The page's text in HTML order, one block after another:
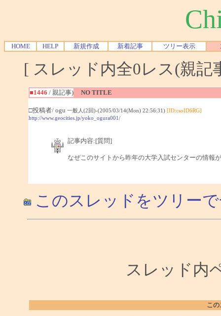
HOME HELP 新規作成 新着記事 ツリー表示
[ スレッド内全0レス(親
■1446 / 親記事) NO TITLE
□投稿者/ ogu 一般人(2回)-(2005/03/14(Mon) 22:56:31) [ID:csoID6RG]
http://www.geocities.jp/yoko_ogura001/
記事内容:[質問]
なぜこのサイトから昨年の大学入試センターの情報
このスレッドをツリー
スレッド内
こ